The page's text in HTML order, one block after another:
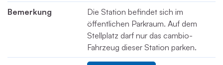
Bemerkung
Die Station befindet sich im
öffentlichen Parkraum. Auf dem
Stellplatz darf nur das cambio-
Fahrzeug dieser Station parken.